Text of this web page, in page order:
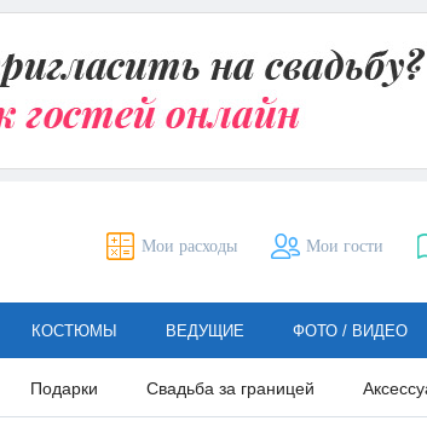
Мои расходы Мои гости
КОСТЮМЫ ВЕДУЩИЕ ФОТО / ВИДЕО
Подарки Свадьба за границей